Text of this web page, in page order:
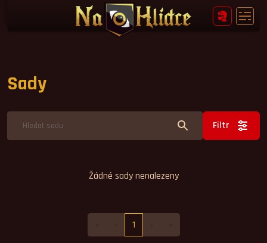
Sady
Filtr
Žádné sady nenalezeny
1